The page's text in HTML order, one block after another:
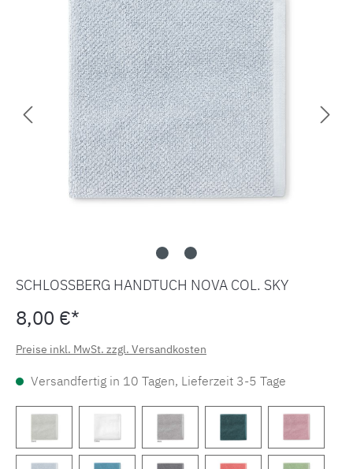
SCHLOSSBERG HANDTUCH NOVA COL. SKY
8,00 €*
Preise inkl. MwSt. zzgl. Versandkosten
Versandfertig in 10 Tagen, Lieferzeit 3-5 Tage